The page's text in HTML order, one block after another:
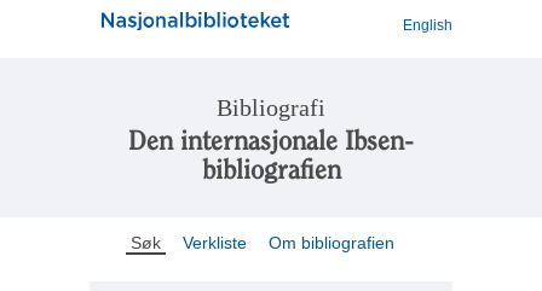
English
Bibliografi
Den internasjonale Ibsen-
bibliografien
Søk Verkliste Om bibliografien